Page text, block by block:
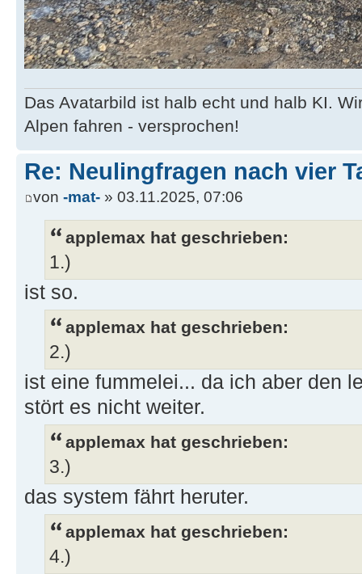
Das Avatarbild ist halb echt und halb KI.
Alpen fahren - versprochen!
Re: Neulingfragen nach vier
von -mat- » 03.11.2025, 07:06
applemax hat geschrieben:
1.)
ist so.
applemax hat geschrieben:
2.)
ist eine fummelei... da ich aber den
stört es nicht weiter.
applemax hat geschrieben:
3.)
das system fährt heruter.
applemax hat geschrieben:
4.)